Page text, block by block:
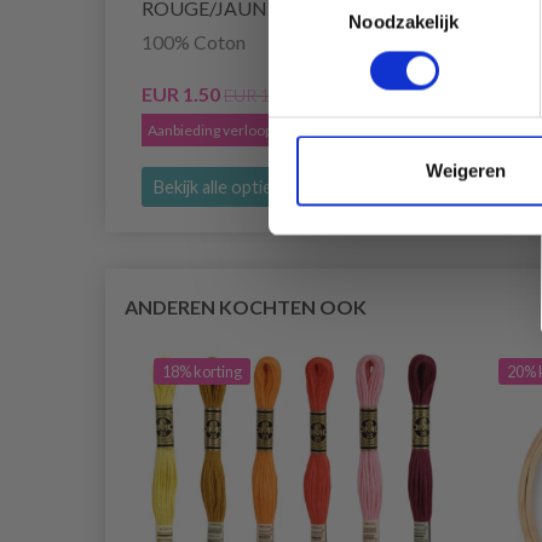
Noodzakelijk
Weigeren
ROUGE/JAUNE/ORANGE
100% Coton
EUR 1.50EUR 1.85
Aanbieding verloopt 12/08/2026
Bekijk alle opties
ANDEREN KOCHTEN OOK
18% korting 20%